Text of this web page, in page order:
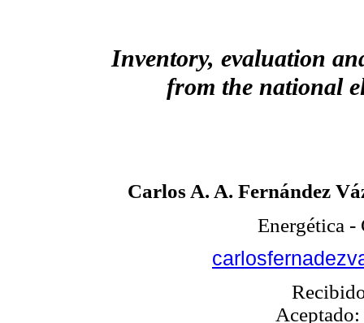
Inventory, evaluation
from the national
Carlos A. A. Fernández
Energética -